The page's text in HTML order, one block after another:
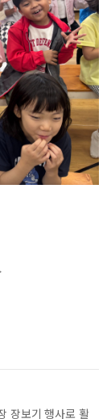
장보기 행사로 활